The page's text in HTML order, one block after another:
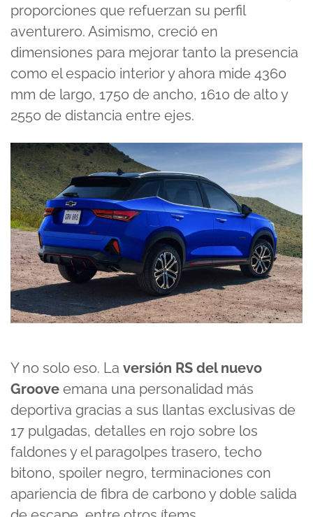
proporciones que refuerzan su perfil
aventurero. Asimismo, creció en
dimensiones para mejorar tanto la presencia
como el espacio interior y ahora mide 4360
mm de largo, 1750 de ancho, 1610 de alto y
2550 de distancia entre ejes.
Y no solo eso. La versión RS del nuevo
Groove emana una personalidad más
deportiva gracias a sus llantas exclusivas de
17 pulgadas, detalles en rojo sobre los
faldones y el paragolpes trasero, techo
bitono, spoiler negro, terminaciones con
apariencia de fibra de carbono y doble salida